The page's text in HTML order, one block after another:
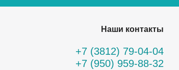
Наши контакты
+7 (3812) 79-04-04
+7 (950) 959-88-32